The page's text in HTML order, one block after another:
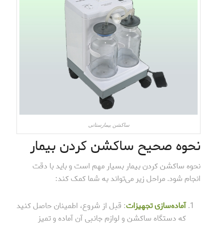
ساکشن بیمارستانی
نحوه صحیح ساکشن کردن بیمار
نحوه ساکشن کردن بیمار بسیار مهم است و باید با دقت
انجام شود. مراحل زیر می‌تواند به شما کمک کند:
آماده‌سازی تجهیزات: قبل از شروع، اطمینان حاصل کنید
که دستگاه ساکشن و لوازم جانبی آن آماده و تمیز